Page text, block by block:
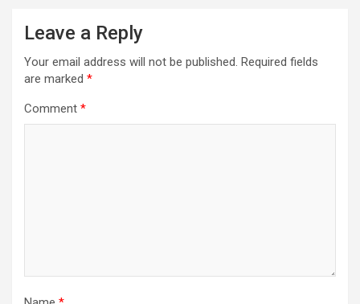
Leave a Reply
Your email address will not be published. Required fields
are marked *
Comment *